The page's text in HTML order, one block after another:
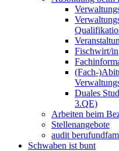
Fischwirt/in
(Fach-
Duales
3.QE)
Arbeiten beim
Stellenangebote
audit
Schwaben ist bunt